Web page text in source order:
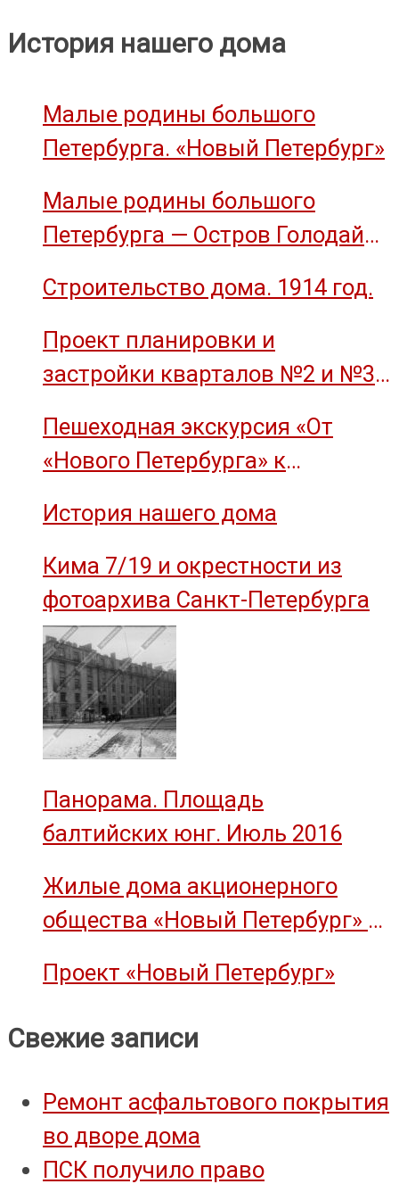
История нашего дома
Малые родины большого
Петербурга. «Новый Петербург»
Малые родины большого
Петербурга — Остров Голодай
Строительство дома. 1914 год.
Проект планировки и
застройки кварталов №2 и №3
Пешеходная экскурсия «От
«Нового Петербурга» к
им. М.И. Калинина»
История нашего дома
Кима 7/19 и окрестности из
фотоархива Санкт-Петербурга
Панорама. Площадь
балтийских юнг. Июль 2016
Жилые дома акционерного
общества «Новый Петербург» —
Проект «Новый Петербург»
Свежие записи
Ремонт асфальтового покрытия
во дворе дома
ПСК получило право